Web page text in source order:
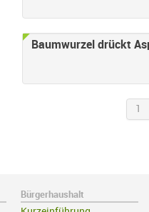
Baumwurzel drückt
1
Bürgerhaushalt